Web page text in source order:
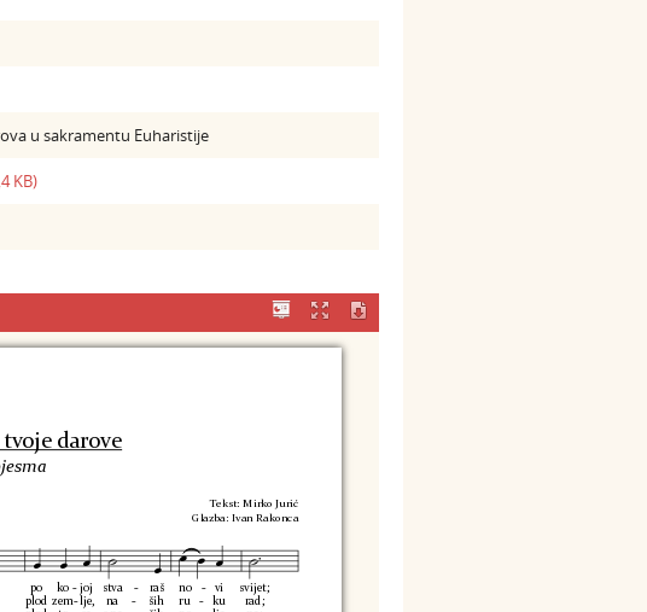
u sakramentu Euharistije
KB)